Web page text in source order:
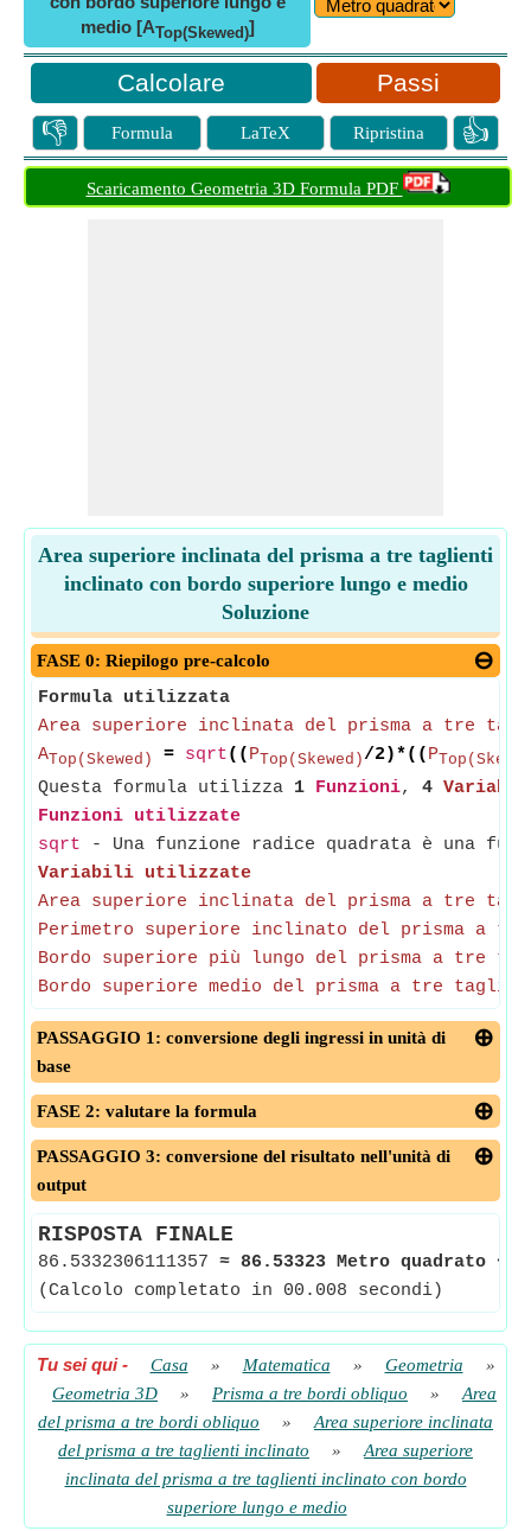
medio [ATop(Skewed)]
Passi
👎 Formula LaTeX Ripristina 👍
Scaricamento Geometria 3D Formula PDF
Area superiore inclinata del prisma a tre taglienti
inclinato con bordo superiore lungo e medio
Soluzione
FASE 0: Riepilogo pre-calcolo
Formula utilizzata
Area superiore inclinata del prisma a tre
A Top(Skewed) = sqrt(( P Top(Skewed)/2)*(( P
Questa formula utilizza 1 Funzioni, 4
Funzioni utilizzate
sqrt - Una funzione radice quadrata è una
Variabili utilizzate
Area superiore inclinata del prisma a tre
Perimetro superiore inclinato del prisma a
Bordo superiore più lungo del prisma a tre
Bordo superiore medio del prisma a tre
PASSAGGIO 1: conversione degli ingressi in unità di
base
FASE 2: valutare la formula
PASSAGGIO 3: conversione del risultato nell'unità di
output
RISPOSTA FINALE
86.5332306111357 ≈ 86.53323 Metro quadrato
(Calcolo completato in 00.008 secondi)
Tu sei qui- Casa » Matematica » Geometria
»
Geometria 3D
» Prisma a tre bordi obliquo »
Area
del prisma a tre bordi obliquo
»
Area superiore inclinata
del prisma a tre taglienti inclinato
»
Area superiore
inclinata del prisma a tre taglienti inclinato con bordo
superiore lungo e medio